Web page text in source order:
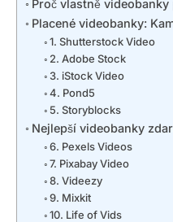
Proč vlastně videobanky
Placené videobanky:
1. Shutterstock Video
2. Adobe Stock
3. iStock Video
4. Pond5
5. Storyblocks
Nejlepší videobanky
6. Pexels Videos
7. Pixabay Video
8. Videezy
9. Mixkit
10. Life of Vids